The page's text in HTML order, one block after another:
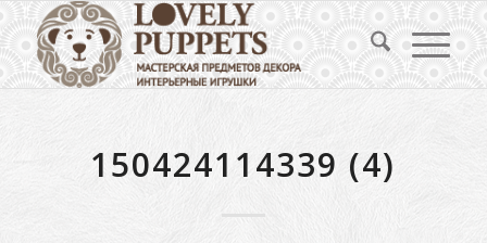
150424114339 (4)